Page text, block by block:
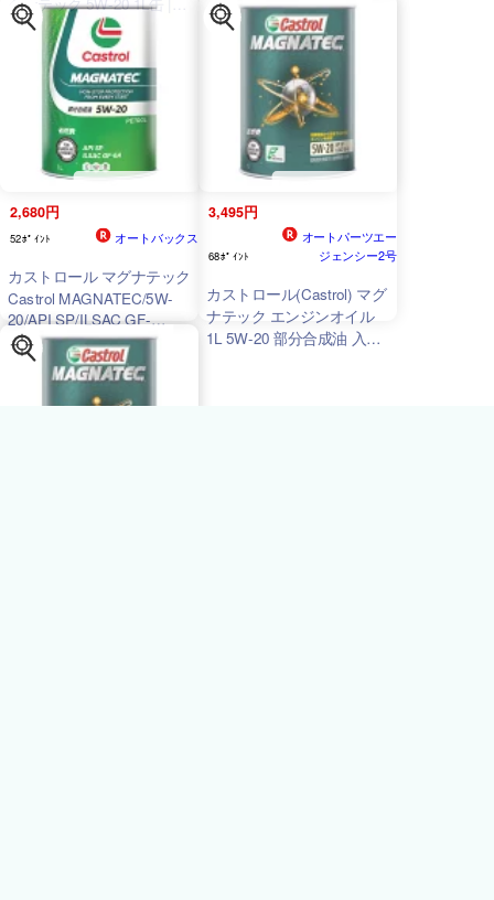
5W20 1L 1リットル オイル
車 人気 交換 オイル缶 油
エンジン油 車検 オイル交
換 ポイント消化
5W20 1L 1リットル オイル
車 人気 交換 オイル缶 油
エンジン油 車検 オイル交
換 ポイント消化
2,680円
52ﾎﾟｲﾝﾄ オートバックス
カストロール マグナテック
Castrol MAGNATEC/5W-
20/API SP/ILSAC GF-
6A/1Lx1缶/部分合成油/4輪
ガソリン車用
3,495円
68ﾎﾟｲﾝﾄ
オートパーツエー
ジェンシー2号
カストロール(Castrol) マグ
ナテック エンジンオイル
1L 5W-20 部分合成油 入